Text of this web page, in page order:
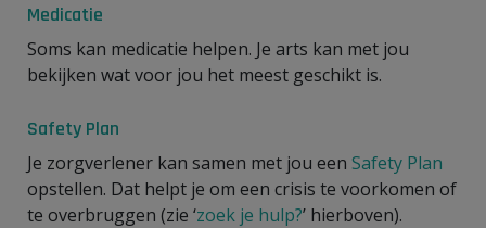
Medicatie
Soms kan medicatie helpen. Je arts kan met jou
bekijken wat voor jou het meest geschikt is.
Safety Plan
Je zorgverlener kan samen met jou een Safety Plan
opstellen. Dat helpt je om een crisis te voorkomen of
te overbruggen (zie ‘zoek je hulp?’ hierboven).